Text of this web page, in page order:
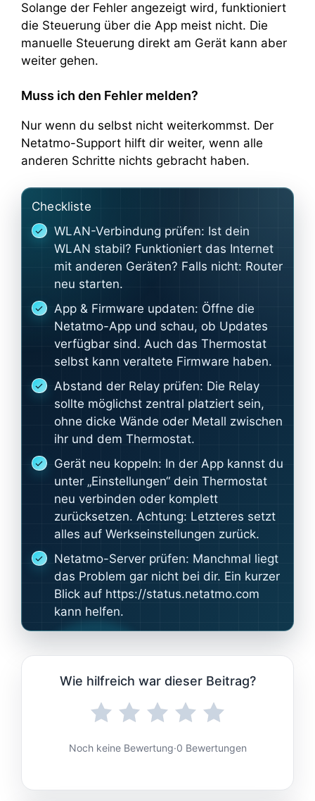
Solange der Fehler angezeigt wird, funktioniert
die Steuerung über die App meist nicht. Die
manuelle Steuerung direkt am Gerät kann aber
weiter gehen.
Muss ich den Fehler melden?
Nur wenn du selbst nicht weiterkommst. Der
Netatmo-Support hilft dir weiter, wenn alle
anderen Schritte nichts gebracht haben.
Checkliste
WLAN-Verbindung prüfen: Ist dein
WLAN stabil? Funktioniert das Internet
mit anderen Geräten? Falls nicht: Router
neu starten.
App & Firmware updaten: Öffne die
Netatmo-App und schau, ob Updates
verfügbar sind. Auch das Thermostat
selbst kann veraltete Firmware haben.
Abstand der Relay prüfen: Die Relay
sollte möglichst zentral platziert sein,
ohne dicke Wände oder Metall zwischen
ihr und dem Thermostat.
Gerät neu koppeln: In der App kannst du
unter „Einstellungen“ dein Thermostat
neu verbinden oder komplett
zurücksetzen. Achtung: Letzteres setzt
alles auf Werkseinstellungen zurück.
Netatmo-Server prüfen: Manchmal liegt
das Problem gar nicht bei dir. Ein kurzer
Blick auf https://status.netatmo.com
kann helfen.
Wie hilfreich war dieser Beitrag?
Noch keine Bewertung·0 Bewertungen